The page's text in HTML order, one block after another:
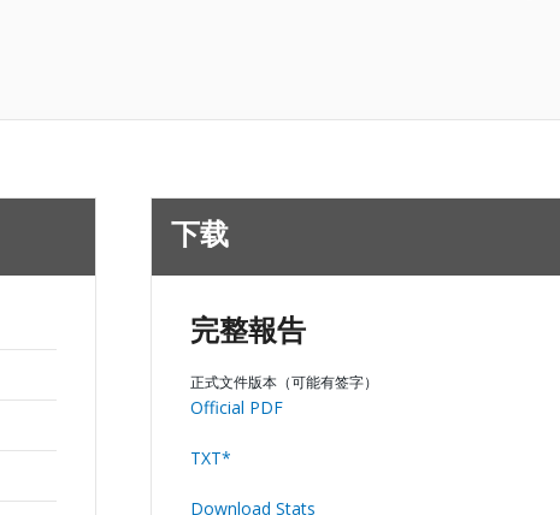
下载
完整報告
正式文件版本（可能有签字）
Official PDF
TXT*
Download Stats